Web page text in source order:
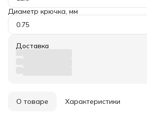
Диаметр крючка, мм
0.75
Доставка
О товаре Характеристики